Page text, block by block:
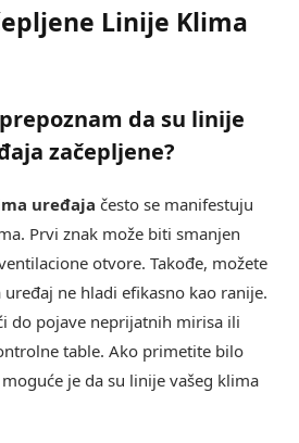
Linije Klima
da su linije
začepljene?
uređaja često se manifestuju
Prvi znak može biti smanjen
otvore. Takođe, možete
ne hladi efikasno kao ranije.
do pojave neprijatnih mirisa ili
table. Ako primetite bilo
je da su linije vašeg klima